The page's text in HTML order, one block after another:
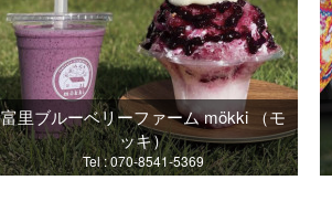
富里ブルーベリーファーム mökki （モ
ッキ）
Tel : 070-8541-5369